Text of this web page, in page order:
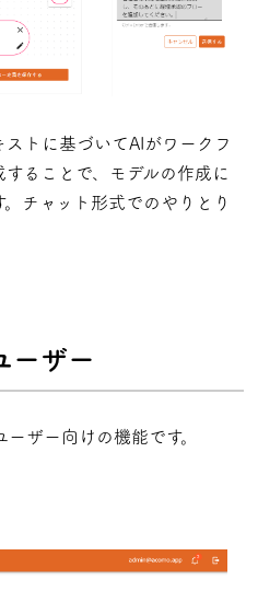
トに基づいてAIがワークフ
ることで、モデルの作成に
チャット形式でのやりとり
ーザー
ザー向けの機能です。